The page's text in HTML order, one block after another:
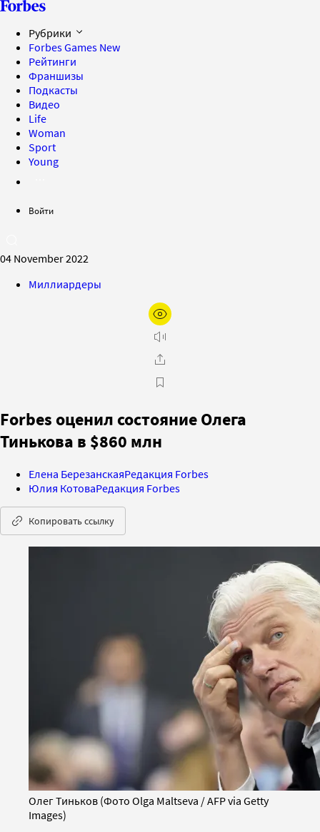
Рубрики
Forbes Games New
Рейтинги
Франшизы
Подкасты
Видео
Life
Woman
Sport
Young
Войти
04 November 2022
Миллиардеры
Forbes оценил состояние Олега
Тинькова в $860 млн
Елена БерезанскаяРедакция Forbes
Юлия КотоваРедакция Forbes
Копировать ссылку
Олег Тиньков (Фото Olga Maltseva / AFP via Getty
Images)